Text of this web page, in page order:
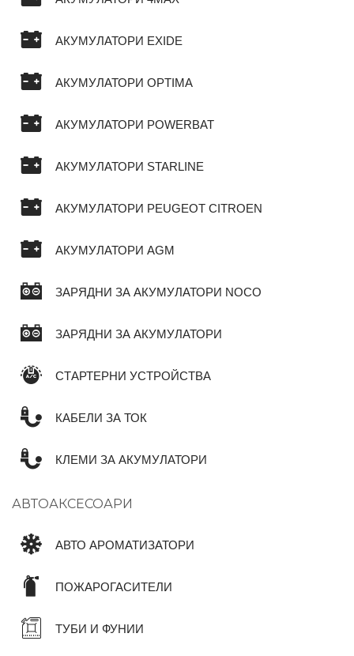
АКУМУЛАТОРИ EXIDE
АКУМУЛАТОРИ OPTIMA
АКУМУЛАТОРИ POWERBAT
АКУМУЛАТОРИ STARLINE
АКУМУЛАТОРИ PEUGEOT CITROEN
АКУМУЛАТОРИ AGM
ЗАРЯДНИ ЗА АКУМУЛАТОРИ NOCO
ЗАРЯДНИ ЗА АКУМУЛАТОРИ
СТАРТЕРНИ УСТРОЙСТВА
КАБЕЛИ ЗА ТОК
КЛЕМИ ЗА АКУМУЛАТОРИ
АВТОАКСЕСОАРИ
АВТО АРОМАТИЗАТОРИ
ПОЖАРОГАСИТЕЛИ
ТУБИ И ФУНИИ